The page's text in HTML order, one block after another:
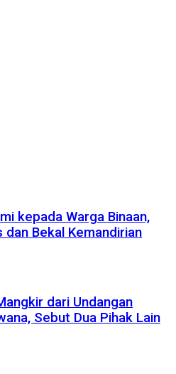
kepada Warga Binaan,
Bekal Kemandirian
dari Undangan
Sebut Dua Pihak Lain